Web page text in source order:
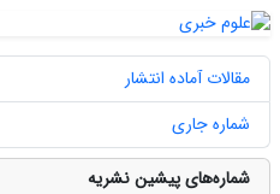
مقالات آماده انتشار
شماره جاری
شماره‌های پیشین نشریه